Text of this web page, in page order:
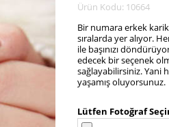
Ürün Kodu: 10664
Bir numara erkek
sıralarda yer alıyor.
ile başınızı
edecek bir seçenek
sağlayabilirsiniz. Yani
yaşamış oluyorsunuz.
Lütfen Fotoğraf